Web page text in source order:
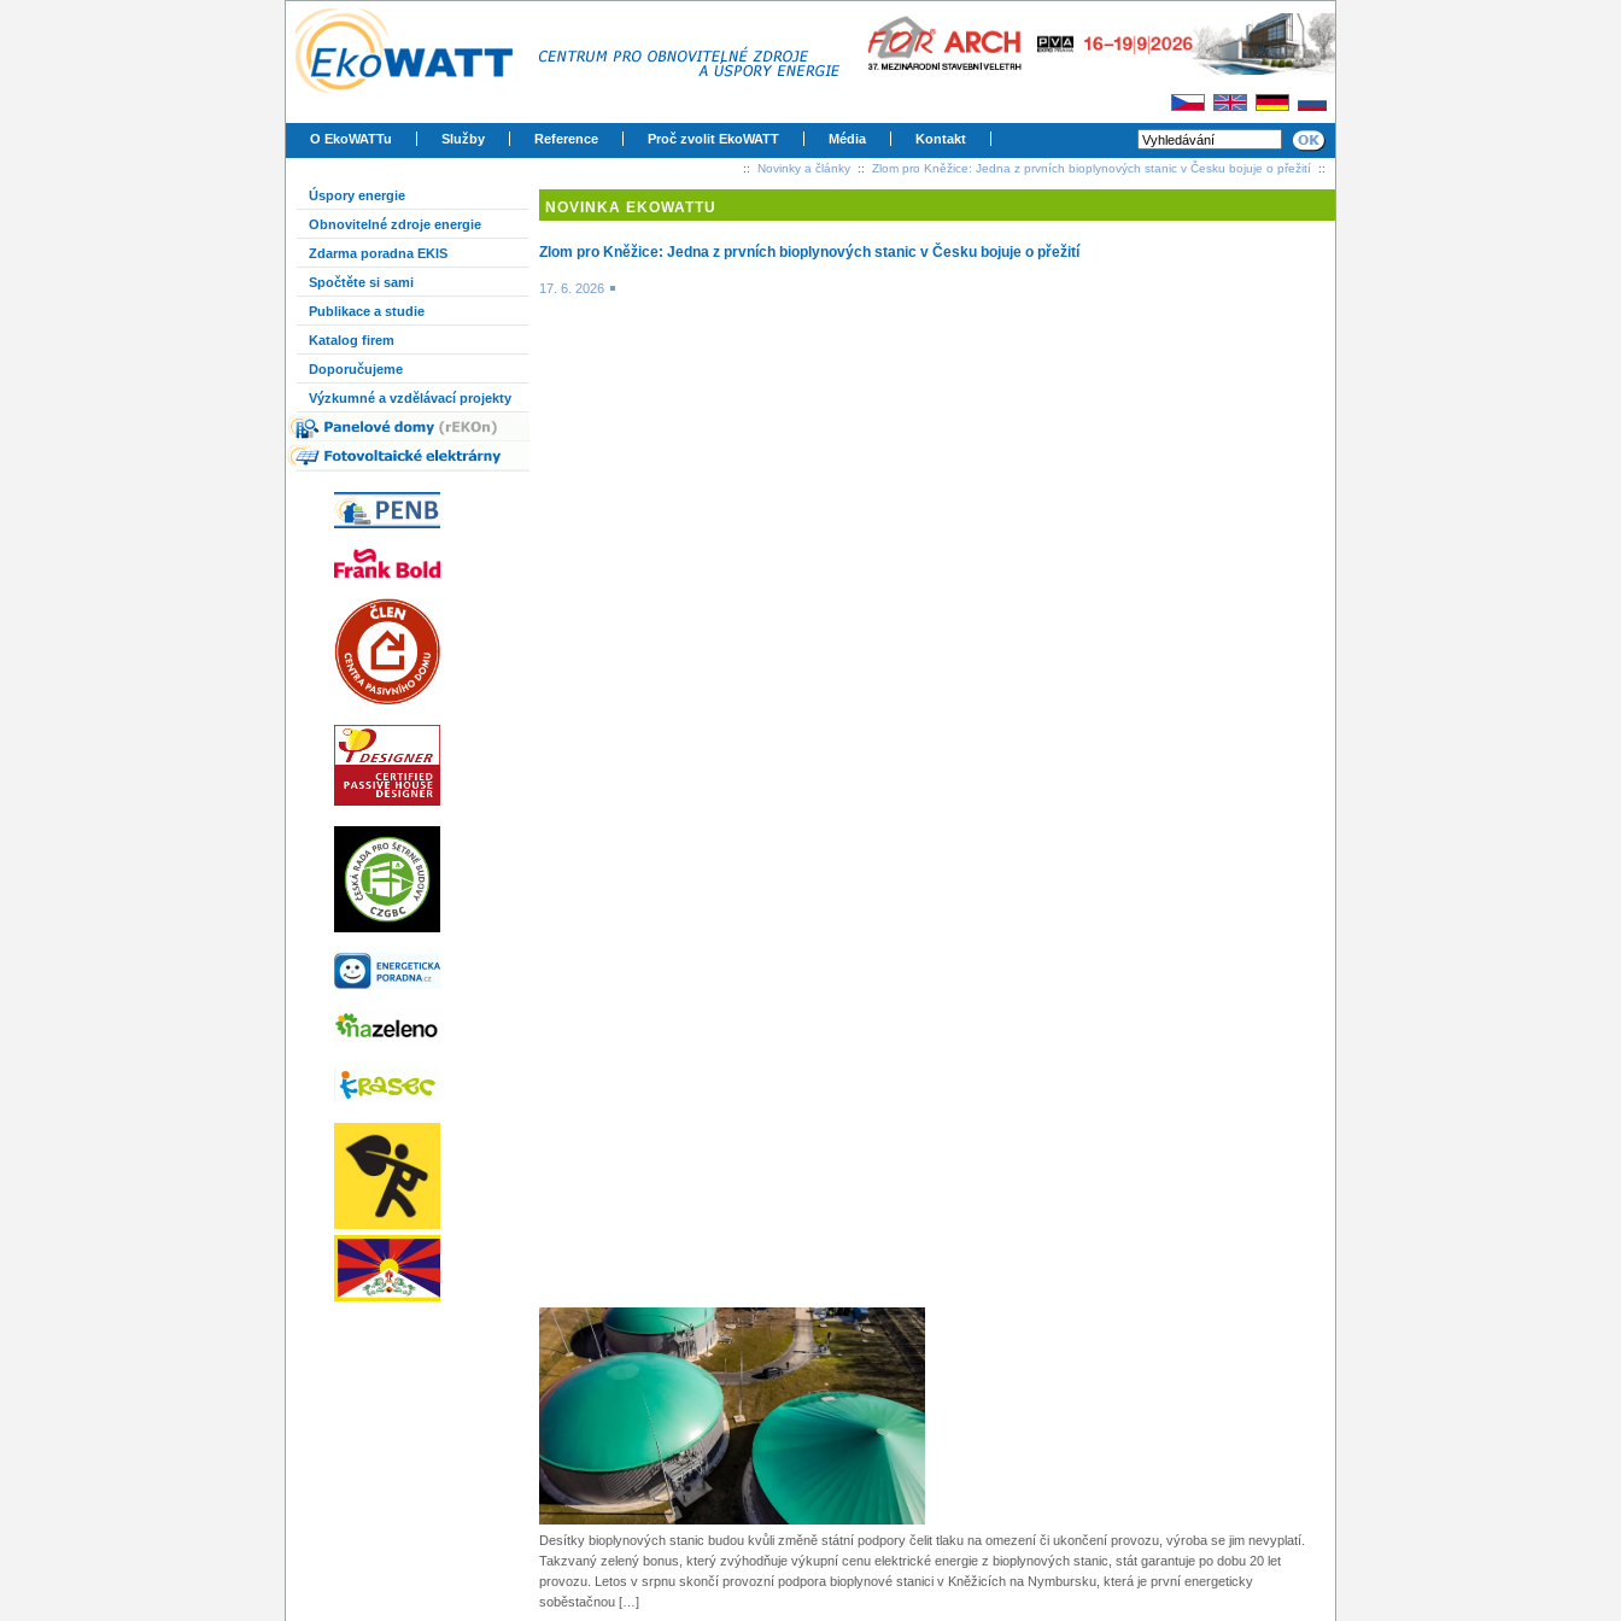
O EkoWATTu Služby Reference Proč zvolit EkoWATT Média Kontakt
:: Novinky a články :: Zlom pro Kněžice: Jedna z prvních bioplynových stanic v Česku bojuje o přežití ::
Úspory energie
Obnovitelné zdroje energie
Zdarma poradna EKIS
Spočtěte si sami
Publikace a studie
Katalog firem
Doporučujeme
Výzkumné a vzdělávací projekty
NOVINKA EKOWATTU
Zlom pro Kněžice: Jedna z prvních bioplynových stanic v Česku bojuje o přežití
17. 6. 2026
Desítky bioplynových stanic budou kvůli změně státní podpory čelit tlaku na omezení či ukončení provozu, výroba se jim nevyplatí.
Takzvaný zelený bonus, který zvýhodňuje výkupní cenu elektrické energie z bioplynových stanic, stát garantuje po dobu 20 let
provozu. Letos v srpnu skončí provozní podpora bioplynové stanici v Kněžicích na Nymbursku, která je první energeticky
soběstačnou […]